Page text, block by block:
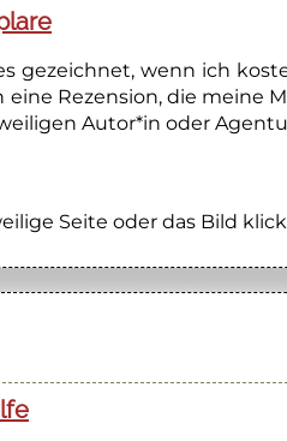
gezeichnet, wenn ich
eine Rezension, die meine
Autor*in oder
Seite oder das Bild